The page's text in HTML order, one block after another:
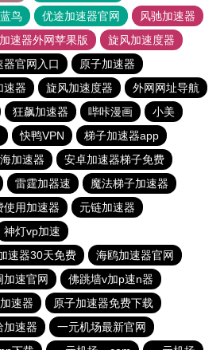
鸟 优途加速器官网
风驰加速器
速器外网苹果版
旋风加速度器
器官网入口
原子加速器
速器 旋风加速度器
外网网址导航
狂飙加速器 哔咔漫画
小美
快鸭VPN
梯子加速器app
加速器
安卓加速器梯子免费
雷霆加器速
魔法梯子加速器
使用加速器
元链加速器
神灯vp加速
速器30天免费
海鸥加速器官网
加速官网
佛跳墙v加p速n器
速器
原子加速器免费下载
加速器
一元机场最新官网